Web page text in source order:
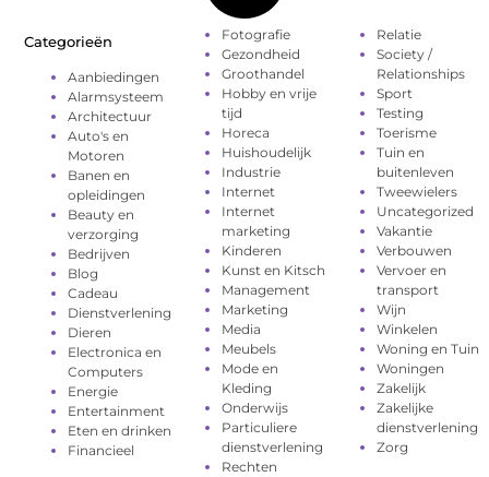
Categorieën
Aanbiedingen
Alarmsysteem
Architectuur
Auto's en
Motoren
Banen en
opleidingen
Beauty en
verzorging
Bedrijven
Blog
Cadeau
Dienstverlening
Dieren
Electronica en
Computers
Energie
Entertainment
Eten en drinken
Financieel
Fotografie
Gezondheid
Groothandel
Hobby en vrije
tijd
Horeca
Huishoudelijk
Industrie
Internet
Internet
marketing
Kinderen
Kunst en Kitsch
Management
Marketing
Media
Meubels
Mode en
Kleding
Onderwijs
Particuliere
dienstverlening
Rechten
Relatie
Society /
Relationships
Sport
Testing
Toerisme
Tuin en
buitenleven
Tweewielers
Uncategorized
Vakantie
Verbouwen
Vervoer en
transport
Wijn
Winkelen
Woning en Tuin
Woningen
Zakelijk
Zakelijke
dienstverlening
Zorg